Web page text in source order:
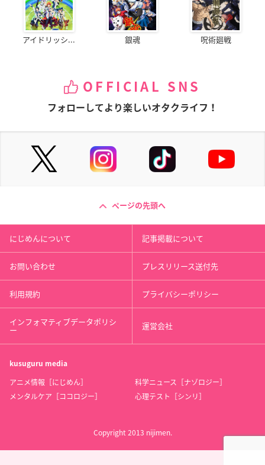
アイドリッシ... 銀魂 呪術廻戦
OFFICIAL SNS
フォローしてより楽しいオタクライフ！
ページの先頭へ
にじめんについて 記事掲載について
お問い合わせ プレスリリース送付先
利用規約 プライバシーポリシー
インフォマティブデータポリシ
ー 運営会社
kusuguru media
アニメ情報［にじめん］
科学ニュース［ナゾロジー］
メンタルケア［ココロジー］
心理テスト［シンリ］
Copyright 2013 nijimen.